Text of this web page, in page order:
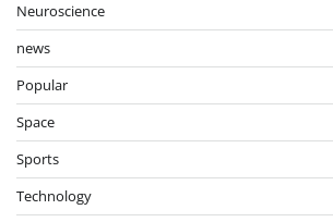
Neuroscience
news
Popular
Space
Sports
Technology